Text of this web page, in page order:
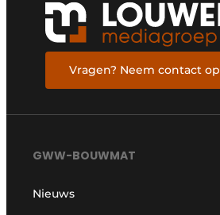
Vragen? Neem contact op
GWW-BOUWMAT
Nieuws